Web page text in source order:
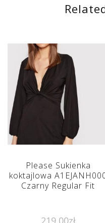
Please Sukienka
koktajlowa
Czarny Regular Fit
219,00zł